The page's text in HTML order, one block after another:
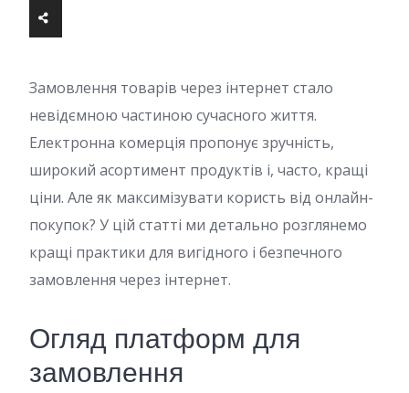
Замовлення товарів через інтернет стало
невідємною частиною сучасного життя.
Електронна комерція пропонує зручність,
широкий асортимент продуктів і, часто, кращі
ціни. Але як максимізувати користь від онлайн-
покупок? У цій статті ми детально розглянемо
кращі практики для вигідного і безпечного
замовлення через інтернет.
Огляд платформ для
замовлення